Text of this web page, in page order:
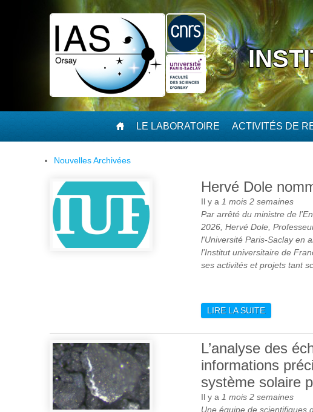
Aller au contenu principal
LE LABORATOIRE ACTIVITÉS DE
Nouvelles Archivées
Hervé Dole
Il y a 1 mois 2 semaines
Par arrêté du ministre de
2026, Hervé Dole,
l'Université Paris-Saclay en
l’Institut universitaire de
ses activités et projets tant
LIRE LA SUITEDE HERVÉ
L’analyse des
informations
système solaire
Il y a 1 mois 2 semaines
Une équipe de scientifiques